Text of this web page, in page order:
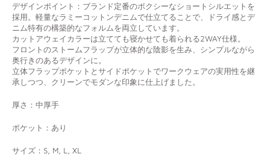
デザインポイント： ブランド定番のボクシーなショートシルエットを
採用。軽量なラミーコットンデニムで仕立てることで、ドライ感とデ
ニム特有の構築的なフォルムを両立しています。
カットアウェイカラーは立てても寝かせても着られる2WAY仕様。
フロントのストームフラップが立体的な陰影を生み、シンプルながら
奥行きのあるデザインに。
立体フラップポケットとサイドポケットでワークウェアの実用性を継
承しつつ、クリーンでモダンな印象に仕上げました。
厚さ：中厚手
ポケット：あり
サイズ：S, M, L, XL